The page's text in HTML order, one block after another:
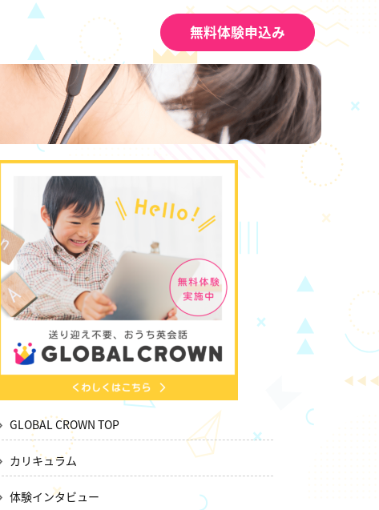
無料体験申込み
GLOBAL CROWN TOP
カリキュラム
体験インタビュー